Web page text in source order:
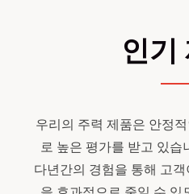
인기
우리의 주력 제품은 안정
로 높은 평가를 받고 있
다년간의 경험을 통해 고